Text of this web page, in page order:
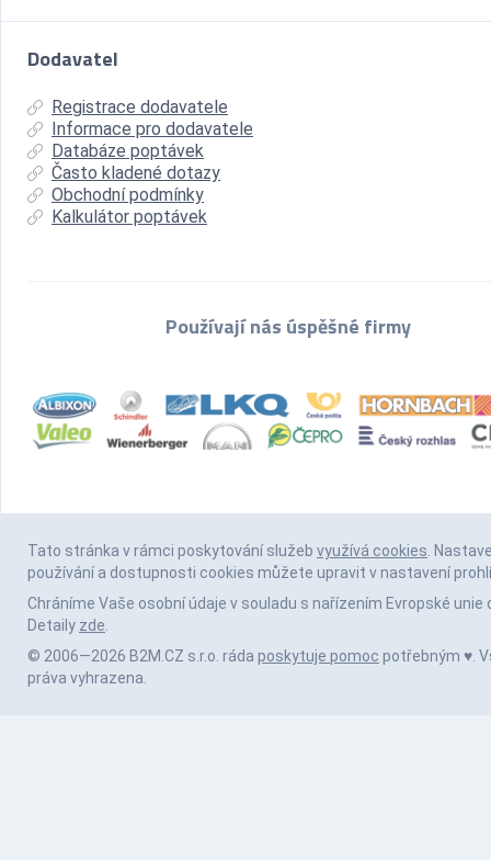
Dodavatel
Registrace dodavatele
Informace pro dodavatele
Databáze poptávek
Často kladené dotazy
Obchodní podmínky
Kalkulátor poptávek
Používají nás úspěšné firmy
Tato stránka v rámci poskytování služeb využívá cookies.
používání a dostupnosti cookies můžete upravit v nastavení
Chráníme Vaše osobní údaje v souladu s nařízením Evropské unie
Detaily zde.
© 2006—2026 B2M.CZ s.r.o. ráda poskytuje pomoc potřebným ♥️.
práva vyhrazena.